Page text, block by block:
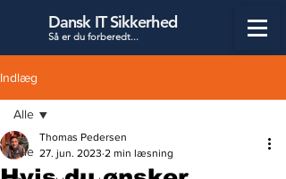
Dansk IT Sikkerhed
Så er du forberedt...
Indlæg
Alle
Alle
Thomas Pedersen
27. jun. 2023 2 min læsning